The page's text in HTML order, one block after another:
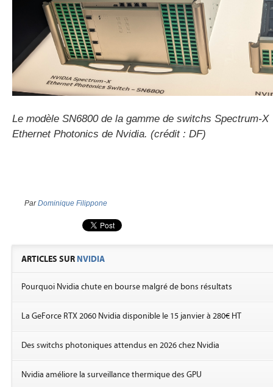
Le modèle SN6800 de la gamme de switchs Spectrum-X
Ethernet Photonics de Nvidia. (crédit : DF)
ParDominique Filippone
ARTICLES SUR NVIDIA
Pourquoi Nvidia chute en bourse malgré de bons résultats
La GeForce RTX 2060 Nvidia disponible le 15 janvier à 280€ HT
Des switchs photoniques attendus en 2026 chez Nvidia
Nvidia améliore la surveillance thermique des GPU